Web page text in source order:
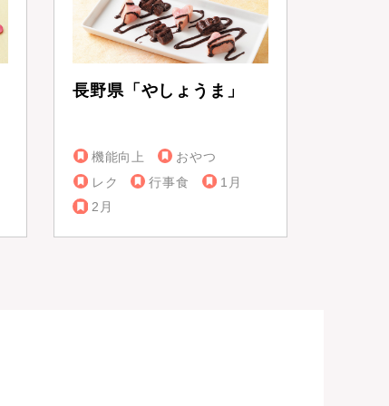
長野県「やしょうま」
機能向上
おやつ
レク
行事食
1月
2月